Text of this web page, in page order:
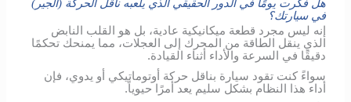
هل فكرت يومًا في الدور الحقيقي الذي يلعبه ناقل الحركة (الجير)
في سيارتك؟
إنه ليس مجرد قطعة ميكانيكية عادية، بل هو القلب النابض
الذي ينقل الطاقة من المحرك إلى العجلات، مما يمنحك تحكمًا
دقيقًا في السرعة والأداء أثناء القيادة.
سواءً كنت تقود سيارة بناقل حركة أوتوماتيكي أو يدوي، فإن
أداء هذا النظام بشكل سليم يعد أمرًا حيوياً.